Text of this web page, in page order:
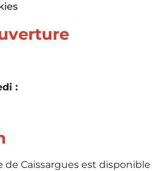
:
de Caissargues est disponible